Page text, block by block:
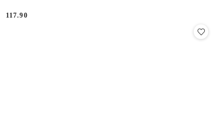
Cena:
117.90